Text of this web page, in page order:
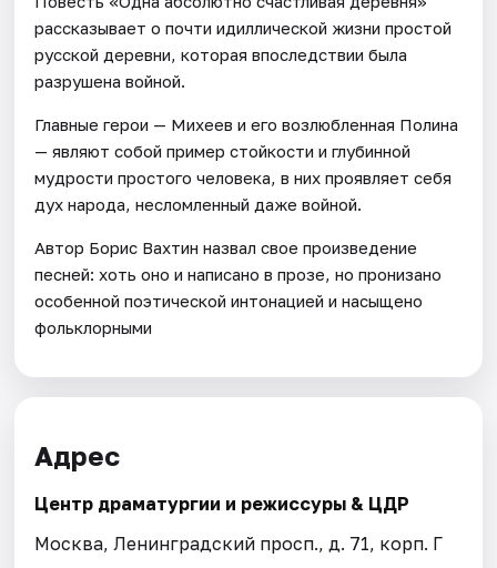
рассказывает о почти идиллической жизни простой
русской деревни, которая впоследствии была
разрушена войной.
Главные герои — Михеев и его возлюбленная Полина
— являют собой пример стойкости и глубинной
мудрости простого человека, в них проявляет себя
дух народа, несломленный даже войной.
Автор Борис Вахтин назвал свое произведение
песней: хоть оно и написано в прозе, но пронизано
особенной поэтической интонацией и насыщено
фольклорными
Адрес
Центр драматургии и режиссуры & ЦДР
Москва, Ленинградский просп., д. 71, корп. Г